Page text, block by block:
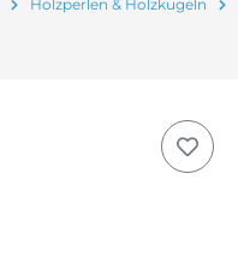
Holzperlen & Holzkugeln